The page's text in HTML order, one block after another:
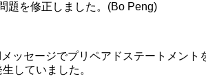
題を修正しました。(Bo Peng)
ッセージでプリペアドステートメント
していました。